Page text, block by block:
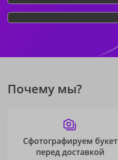
Почему мы?
Сфотографируем букет
перед доставкой